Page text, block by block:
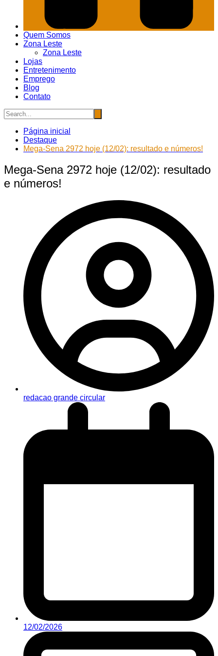
Quem Somos
Zona Leste
Zona Leste
Lojas
Entretenimento
Emprego
Blog
Contato
Página inicial
Destaque
Mega-Sena 2972 hoje (12/02): resultado e números!
Mega-Sena 2972 hoje (12/02): resultado
e números!
redacao grande circular
12/02/2026